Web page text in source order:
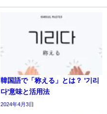
韓国語で「称える」とは？ '기리
다'意味と活用法
2024年4月3日